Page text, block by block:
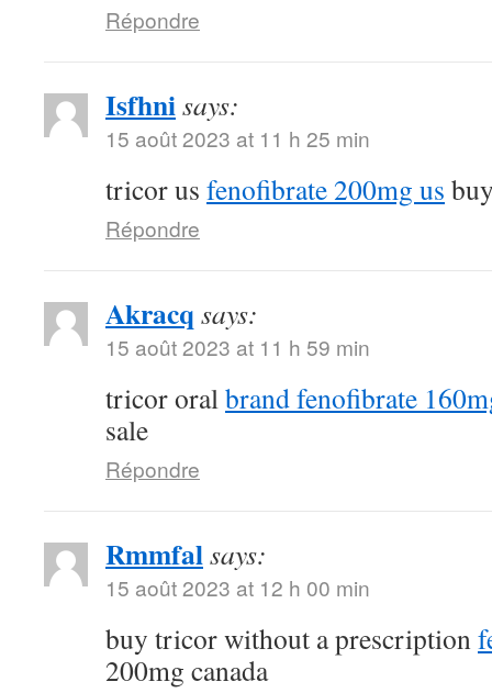
Répondre
Isfhnisays:
15 août 2023 at 11 h 25 min
tricor us fenofibrate 200mg us
Répondre
Akracq says:
15 août 2023 at 11 h 59 min
tricor oralbrand fenofibrate
sale
Répondre
Rmmfalsays:
15 août 2023 at 12 h 00 min
buy tricor without a prescription
200mg canada